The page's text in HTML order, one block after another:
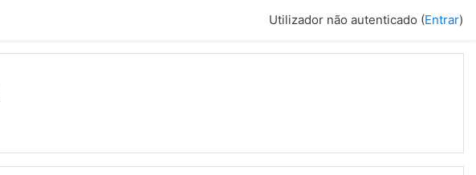
Utilizador não autenticado (Entrar)